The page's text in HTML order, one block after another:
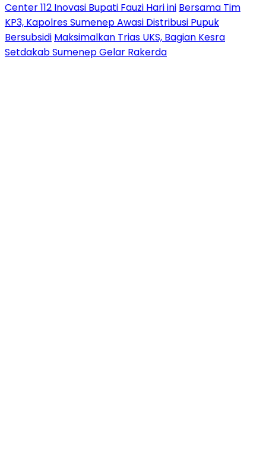
Center 112 Inovasi Bupati Fauzi Hari ini Bersama Tim
KP3, Kapolres Sumenep Awasi Distribusi Pupuk
Bersubsidi Maksimalkan Trias UKS, Bagian Kesra
Setdakab Sumenep Gelar Rakerda